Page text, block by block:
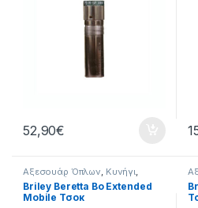
52,90€
Αξεσουάρ Όπλων, Κυνήγι,
Όπλα Τσόκ
Briley Beretta Bo Extended
Mobile Τσοκ